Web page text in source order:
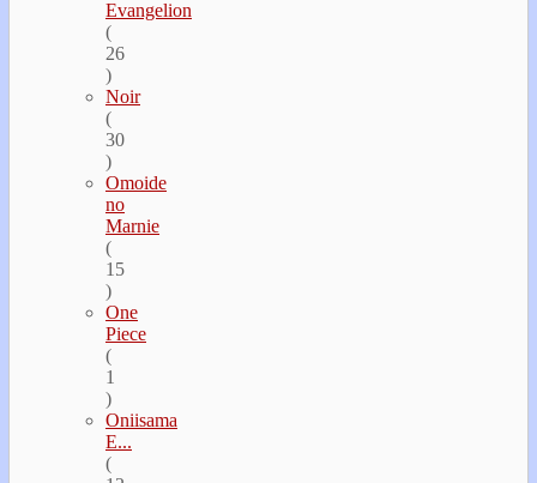
Evangelion
(
26
)
Noir
(
30
)
Omoide
no
Marnie
(
15
)
One
Piece
(
1
)
Oniisama
E...
(